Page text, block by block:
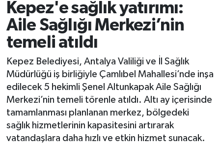
Kepez'e sağlık yatırımı:
Aile Sağlığı Merkezi’nin
temeli atıldı
Kepez Belediyesi, Antalya Valiliği ve İl Sağlık
Müdürlüğü iş birliğiyle Çamlıbel Mahallesi’nde inşa
edilecek 5 hekimli Şenel Altunkapak Aile Sağlığı
Merkezi’nin temeli törenle atıldı. Altı ay içerisinde
tamamlanması planlanan merkez, bölgedeki
sağlık hizmetlerinin kapasitesini artırarak
vatandaşlara daha hızlı ve etkin hizmet sunacak.
Yerel Yönetim
Ekonomi
Spor
Yaşam
Asayiş
Dünya
Trafik Durumu
Süper Lig Puan Durumu ve Fikstür
Tüm Manşetler
Son Dakika Haberleri
Haber Arşivi